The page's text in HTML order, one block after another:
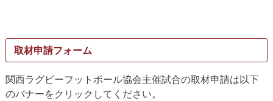
取材申請フォーム
関西ラグビーフットボール協会主催試合の取材申請は以下
のバナーをクリックしてください。